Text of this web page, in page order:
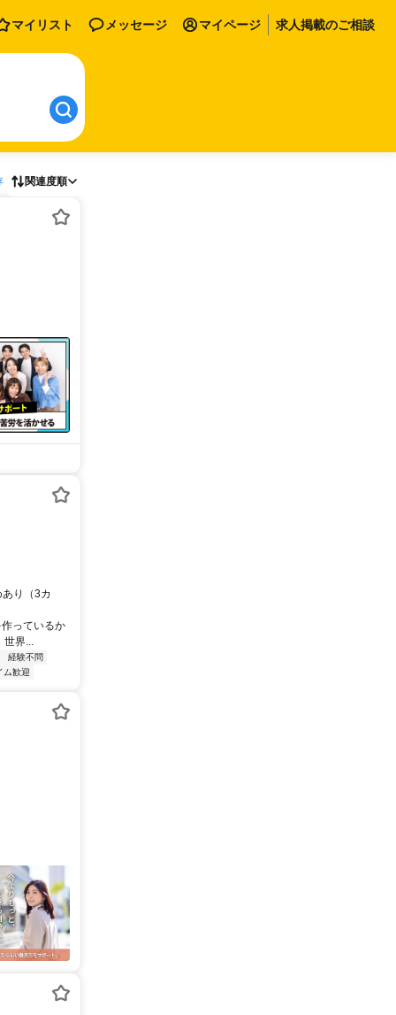
マイリスト メッセージ マイページ 求人掲載のご相談
関連度順
り（3カ
っているか
世界...
経験不問
ム歓迎